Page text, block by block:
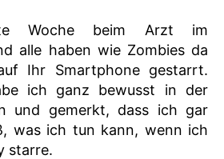
Woche beim Arzt im
alle haben wie Zombies da
Ihr Smartphone gestarrt.
ich ganz bewusst in der
und gemerkt, dass ich gar
was ich tun kann, wenn ich
starre.